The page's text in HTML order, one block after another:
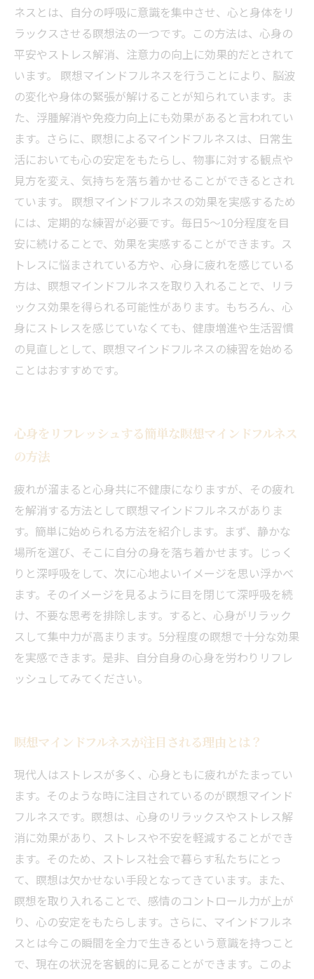
ネスとは、自分の呼吸に意識を集中させ、心と身体をリ
ラックスさせる瞑想法の一つです。この方法は、心身の
平安やストレス解消、注意力の向上に効果的だとされて
います。 瞑想マインドフルネスを行うことにより、脳波
の変化や身体の緊張が解けることが知られています。ま
た、浮腫解消や免疫力向上にも効果があると言われてい
ます。さらに、瞑想によるマインドフルネスは、日常生
活においても心の安定をもたらし、物事に対する観点や
見方を変え、気持ちを落ち着かせることができるとされ
ています。 瞑想マインドフルネスの効果を実感するため
には、定期的な練習が必要です。毎日5～10分程度を目
安に続けることで、効果を実感することができます。ス
トレスに悩まされている方や、心身に疲れを感じている
方は、瞑想マインドフルネスを取り入れることで、リラ
ックス効果を得られる可能性があります。もちろん、心
身にストレスを感じていなくても、健康増進や生活習慣
の見直しとして、瞑想マインドフルネスの練習を始める
ことはおすすめです。
心身をリフレッシュする簡単な瞑想マインドフルネス
の方法
疲れが溜まると心身共に不健康になりますが、その疲れ
を解消する方法として瞑想マインドフルネスがありま
す。簡単に始められる方法を紹介します。まず、静かな
場所を選び、そこに自分の身を落ち着かせます。じっく
りと深呼吸をして、次に心地よいイメージを思い浮かべ
ます。そのイメージを見るように目を閉じて深呼吸を続
け、不要な思考を排除します。すると、心身がリラック
スして集中力が高まります。5分程度の瞑想で十分な効果
を実感できます。是非、自分自身の心身を労わりリフレ
ッシュしてみてください。
瞑想マインドフルネスが注目される理由とは？
現代人はストレスが多く、心身ともに疲れがたまってい
ます。そのような時に注目されているのが瞑想マインド
フルネスです。瞑想は、心身のリラックスやストレス解
消に効果があり、ストレスや不安を軽減することができ
ます。そのため、ストレス社会で暮らす私たちにとっ
て、瞑想は欠かせない手段となってきています。また、
瞑想を取り入れることで、感情のコントロール力が上が
り、心の安定をもたらします。さらに、マインドフルネ
スとは今この瞬間を全力で生きるという意識を持つこと
で、現在の状況を客観的に見ることができます。このよ